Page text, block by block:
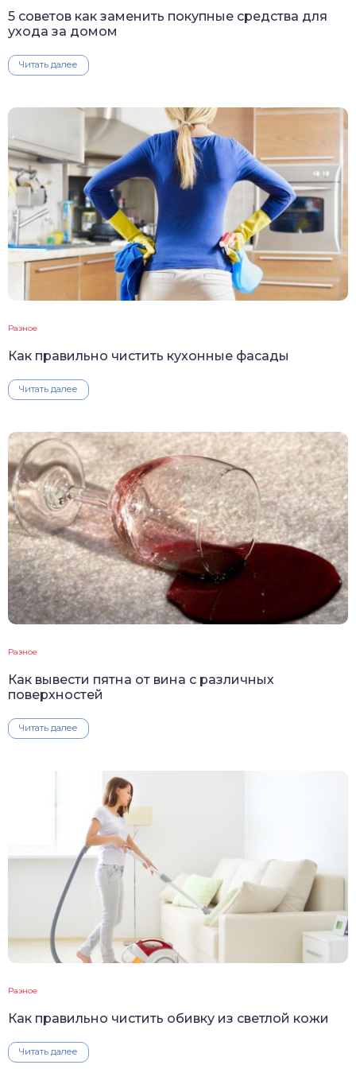
5 советов как заменить покупные средства для
ухода за домом
Читать далее
Разное
Как правильно чистить кухонные фасады
Читать далее
Разное
Как вывести пятна от вина с различных
поверхностей
Читать далее
Разное
Как правильно чистить обивку из светлой кожи
Читать далее